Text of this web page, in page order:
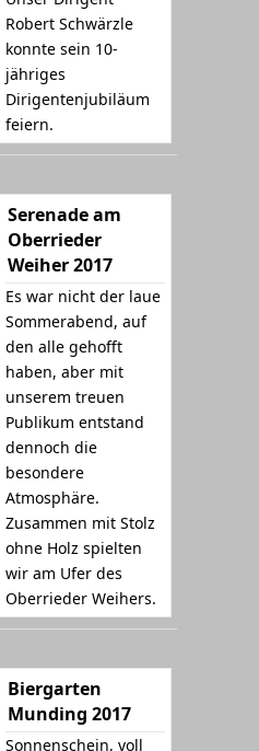
Robert Schwärzle
konnte sein 10-
jähriges
Dirigentenjubiläum
feiern.
Serenade am
Oberrieder
Weiher 2017
Es war nicht der laue
Sommerabend, auf
den alle gehofft
haben, aber mit
unserem treuen
Publikum entstand
dennoch die
besondere
Atmosphäre.
Zusammen mit Stolz
ohne Holz spielten
wir am Ufer des
Oberrieder Weihers.
Biergarten
Munding 2017
Sonnenschein, voll